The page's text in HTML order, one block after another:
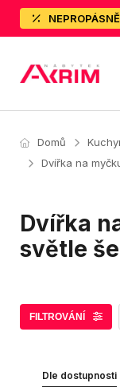
Domů
Dvířka na
Dvířka
světle
FILTROVÁNÍ
Dle dostupnosti